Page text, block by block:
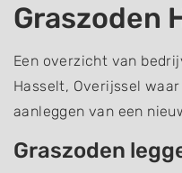
Graszoden
Een overzicht van
Hasselt, Overijssel
aanleggen van een
Graszoden